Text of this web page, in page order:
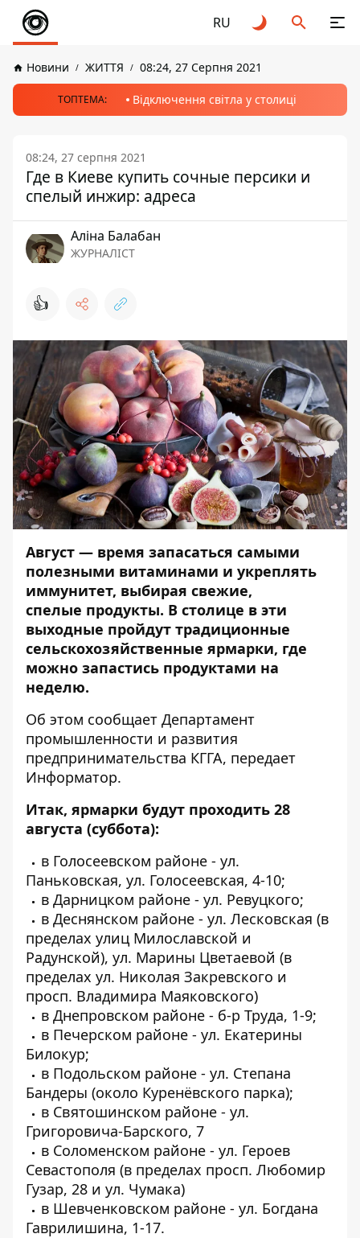
RU
Новини ЖИТТЯ 08:24, 27 Серпня 2021
ТОПТЕМА: Відключення світла у столиці
08:24, 27 серпня 2021
Где в Киеве купить сочные персики и
спелый инжир: адреса
Аліна Балабан
ЖУРНАЛІСТ
👍
Август — время запасаться самыми
полезными витаминами и укреплять
иммунитет, выбирая свежие,
спелые продукты. В столице в эти
выходные пройдут традиционные
сельскохозяйственные ярмарки, где
можно запастись продуктами на
неделю.
Об этом сообщает Департамент
промышленности и развития
предпринимательства КГГА, передает
Информатор.
Итак, ярмарки будут проходить 28
августа (суббота):
в Голосеевском районе - ул.
Паньковская, ул. Голосеевская, 4-10;
в Дарницком районе - ул. Ревуцкого;
в Деснянском районе - ул. Лесковская (в
пределах улиц Милославской и
Радунской), ул. Марины Цветаевой (в
пределах ул. Николая Закревского и
просп. Владимира Маяковского)
в Днепровском районе - б-р Труда, 1-9;
в Печерском районе - ул. Екатерины
Билокур;
в Подольском районе - ул. Степана
Бандеры (около Куренёвского парка);
в Святошинском районе - ул.
Григоровича-Барского, 7
в Соломенском районе - ул. Героев
Севастополя (в пределах просп. Любомир
Гузар, 28 и ул. Чумака)
в Шевченковском районе - ул. Богдана
Гаврилишина, 1-17.